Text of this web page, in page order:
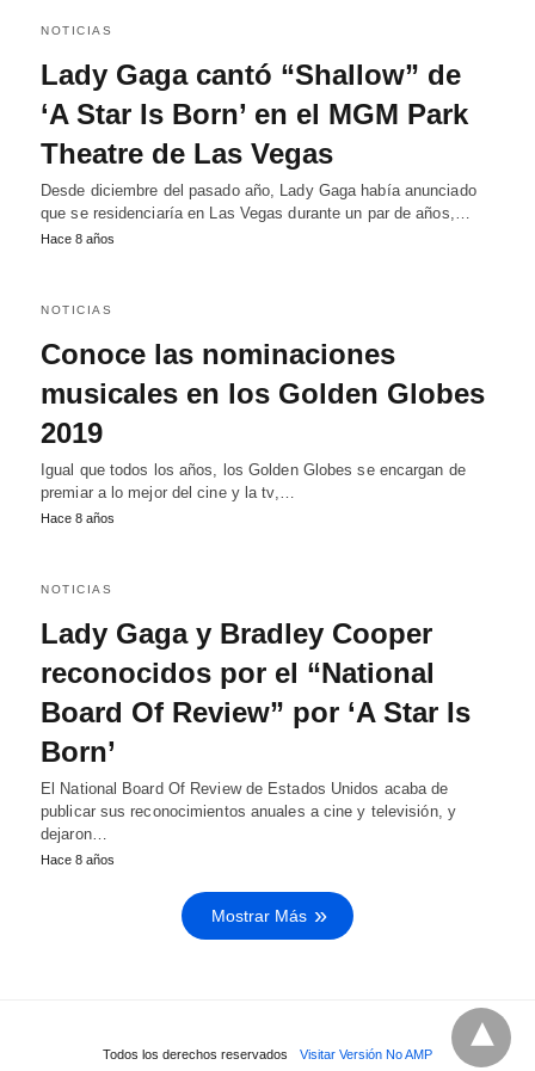
NOTICIAS
Lady Gaga cantó “Shallow” de
‘A Star Is Born’ en el MGM Park
Theatre de Las Vegas
Desde diciembre del pasado año, Lady Gaga había anunciado
que se residenciaría en Las Vegas durante un par de años,…
Hace 8 años
NOTICIAS
Conoce las nominaciones
musicales en los Golden Globes
2019
Igual que todos los años, los Golden Globes se encargan de
premiar a lo mejor del cine y la tv,…
Hace 8 años
NOTICIAS
Lady Gaga y Bradley Cooper
reconocidos por el “National
Board Of Review” por ‘A Star Is
Born’
El National Board Of Review de Estados Unidos acaba de
publicar sus reconocimientos anuales a cine y televisión, y
dejaron…
Hace 8 años
Mostrar Más
Todos los derechos reservados Visitar Versión No AMP